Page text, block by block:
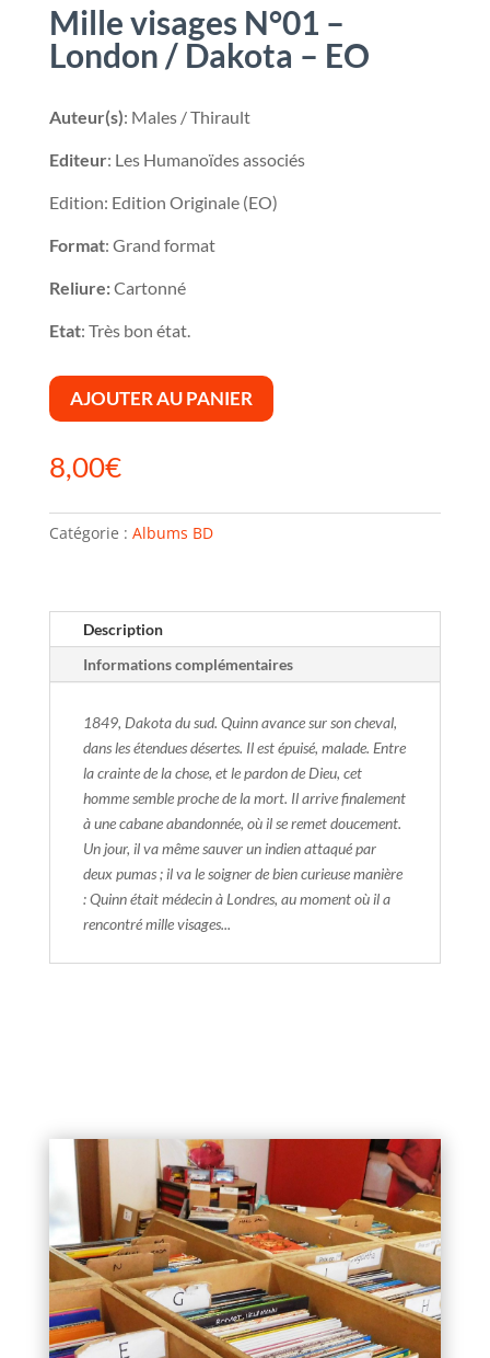
Mille visages N°01 –
London / Dakota – EO
Auteur(s): Males / Thirault
Editeur: Les Humanoïdes associés
Edition: Edition Originale (EO)
Format: Grand format
Reliure:Cartonné
Etat: Très bon état.
AJOUTER AU PANIER
8,00€
Catégorie : Albums BD
Description
Informations complémentaires
1849, Dakota du sud. Quinn avance sur son cheval,
dans les étendues désertes. Il est épuisé, malade. Entre
la crainte de la chose, et le pardon de Dieu, cet
homme semble proche de la mort. Il arrive finalement
à une cabane abandonnée, où il se remet doucement.
Un jour, il va même sauver un indien attaqué par
deux pumas ; il va le soigner de bien curieuse manière
: Quinn était médecin à Londres, au moment où il a
rencontré mille visages...